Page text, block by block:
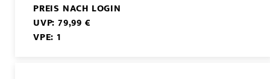
PREIS NACH LOGIN
UVP: 79,99 €
VPE: 1